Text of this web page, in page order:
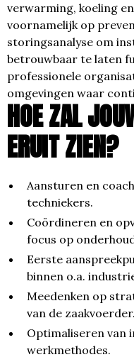
verwarming, koeling
voornamelijk op
storingsanalyse om
betrouwbaar te laten
professionele
omgevingen waar
HOE ZAL
ERUIT ZIEN?
Aansturen en
techniekers.
Coördineren en
focus op
Eerste
binnen o.a.
Meedenken op
van de zaakvoerder.
Optimaliseren van
werkmethodes.